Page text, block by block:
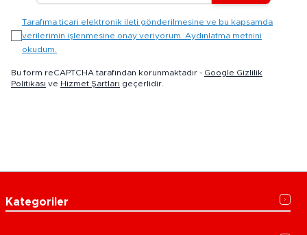
Tarafıma ticari elektronik ileti gönderilmesine ve bu kapsamda
verilerimin işlenmesine onay veriyorum. Aydınlatma metnini
okudum.
Bu form reCAPTCHA tarafından korunmaktadır - Google Gizlilik
Politikası ve Hizmet Şartları geçerlidir.
Kategoriler